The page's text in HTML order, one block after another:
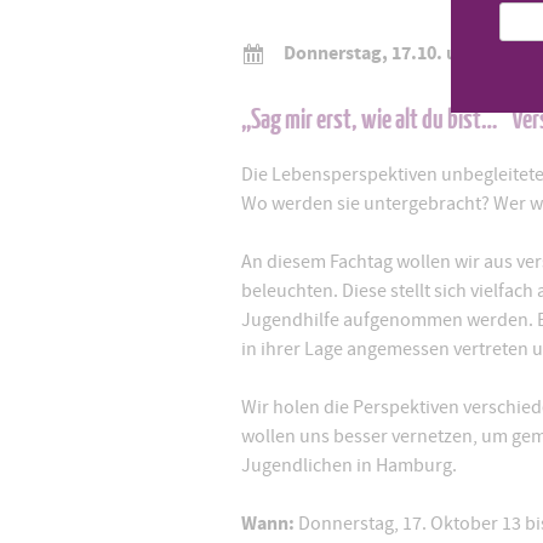
Donnerstag, 17.10. um 13:00
„Sag mir erst, wie alt du bist…“
Die Lebensperspektiven
Wo werden sie untergebracht? Wer
An diesem Fachtag wollen wir aus
beleuchten. Diese stellt sich
Jugendhilfe aufgenommen werden.
in ihrer Lage angemessen vertreten
Wir holen die Perspektiven
wollen uns besser vernetzen, um
Jugendlichen in Hamburg.
Wann: Donnerstag, 17. Oktober 13